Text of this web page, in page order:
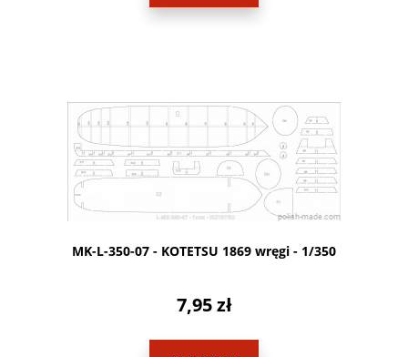
MK-L-350-07 - KOTETSU 1869 wręgi - 1/350
7,95 zł